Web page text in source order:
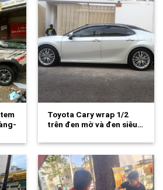
Toyota Cary wrap 1/2
trên đen mờ và đen siêu…